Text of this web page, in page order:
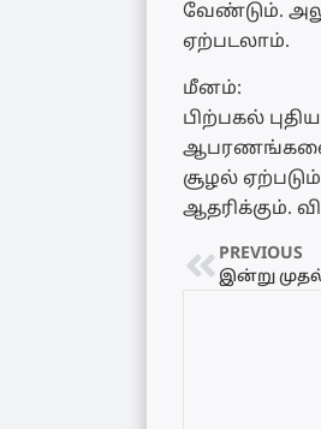
வேண்டும்.
ஏற்படலாம்.
மீனம்:
பிற்பகல்
ஆபரணங்களை
சூழல்
ஆதரிக்கும்.
PREVIOUS